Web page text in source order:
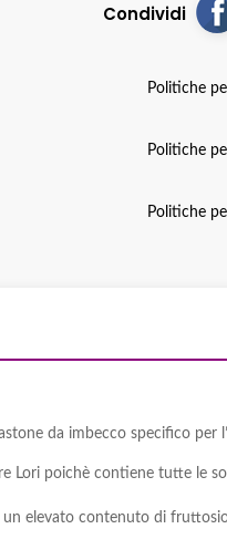
Condividi
Politiche
Politiche
Politiche
da imbecco specifico per
Lori poichè contiene tutte le
elevato contenuto di